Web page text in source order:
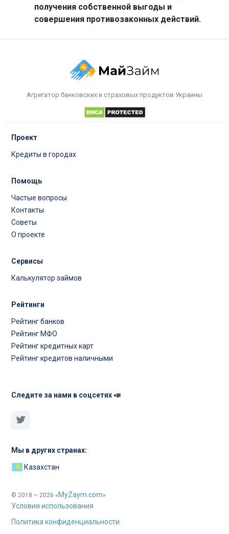
получения собственной выгоды и
совершения противозаконных действий.
Агрегатор банковских и страховых продуктов Украины
Проект
Кредиты в городах
Помощь
Частые вопросы
Контакты
Советы
О проекте
Сервисы
Калькулятор займов
Рейтинги
Рейтинг банков
Рейтинг МФО
Рейтинг кредитных карт
Рейтинг кредитов наличными
Следите за нами в соцсетях 📣
Мы в других странах:
Казахстан
© 2018 – 2026 « MyZaym.com»
Условия использования
Политика конфиденциальности